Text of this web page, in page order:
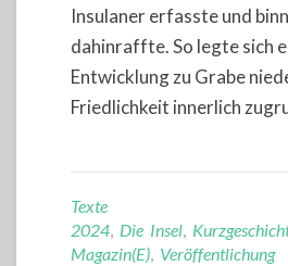
Insulaner erfasste und
dahinraffte. So legte sich
Entwicklung zu Grabe
Friedlichkeit innerlich
Texte
2024, Die Insel,
Magazin(e), Veröffentlichung